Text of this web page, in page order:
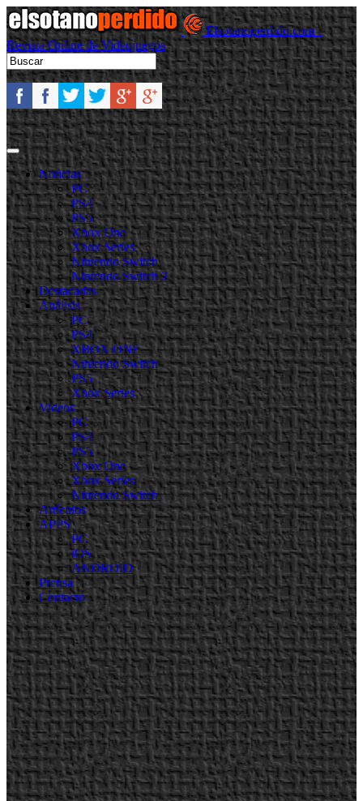
Elsotanoperdido.com -
Revista Online de Videojuegos
Noticias
PC
PS4
PS5
Xbox One
Xbox Series
Nintendo Switch
Nintendo Switch 2
Destacadas
Análisis
PC
PS4
XBOX ONE
Nintendo Switch
PS5
Xbox Series
Videos
PC
PS4
PS5
Xbox One
Xbox Series
Nintendo Switch
Artículos
APPS
PC
iOS
ANDROID
Prensa
Contacto